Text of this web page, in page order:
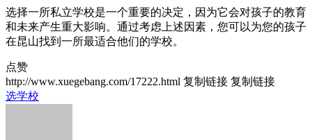
选择一所私立学校是一个重要的决定，因为它会对孩子的教育
和未来产生重大影响。通过考虑上述因素，您可以为您的孩子
在昆山找到一所最适合他们的学校。
点赞
http://www.xuegebang.com/17222.html 复制链接 复制链接
选学校